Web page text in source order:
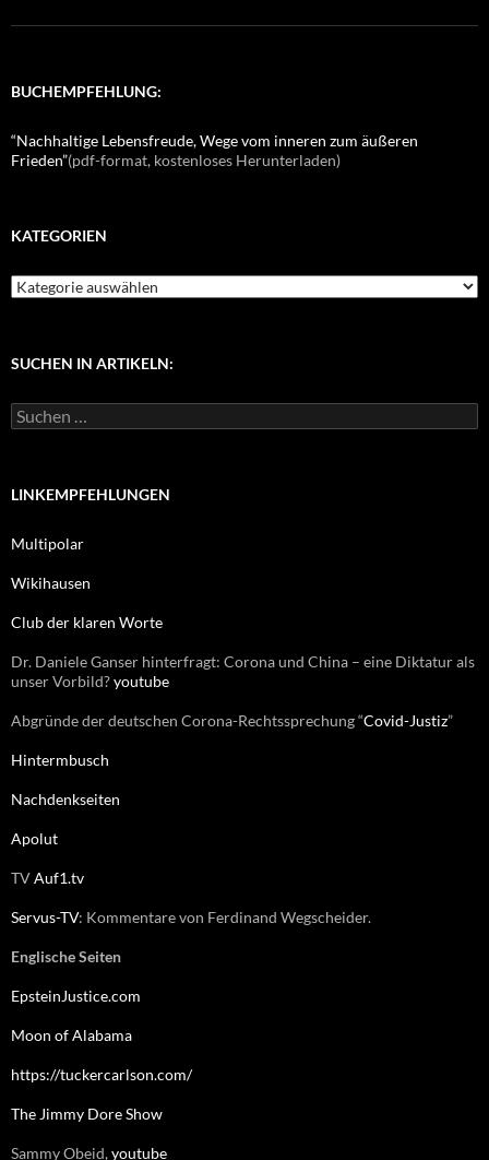
BUCHEMPFEHLUNG:
“Nachhaltige Lebensfreude, Wege vom inneren zum äußeren
Frieden”(pdf-format, kostenloses Herunterladen)
KATEGORIEN
K
g
r
SUCHEN IN ARTIKELN:
S
u
e
a
h
LINKEMPFEHLUNGEN
Multipolar
Wikihausen
Club der klaren Worte
Dr. Daniele Ganser hinterfragt: Corona und China – eine Diktatur als
unser Vorbild?youtube
Abgründe der deutschen Corona-Rechtssprechung “Covid-Justiz”
Hintermbusch
Nachdenkseiten
Apolut
TVAuf1.tv
Servus-TV: Kommentare von Ferdinand Wegscheider.
Englische Seiten
EpsteinJustice.com
Moon of Alabama
https://tuckercarlson.com/
The Jimmy Dore Show
Sammy Obeid,youtube